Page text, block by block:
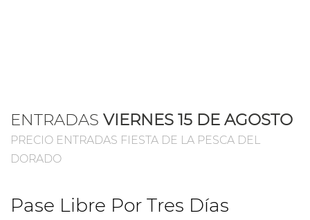
ENTRADAS VIERNES 15 DE AGOSTO
PRECIO ENTRADAS FIESTA DE LA PESCA DEL
DORADO
Pase Libre Por Tres Días